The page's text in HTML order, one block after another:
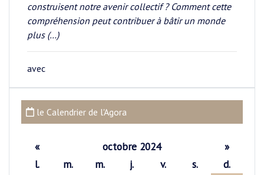
construisent notre avenir collectif ? Comment cette
compréhension peut contribuer à bâtir un monde
plus (…)
avec
le Calendrier de l'Agora
« octobre 2024
»
l.
m. m. j. v. s. d.